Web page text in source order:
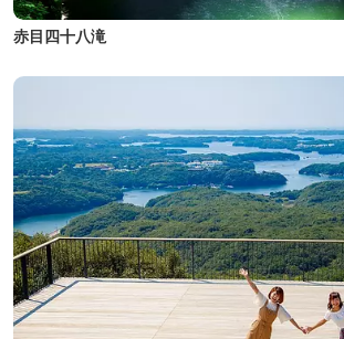
赤目四十八滝